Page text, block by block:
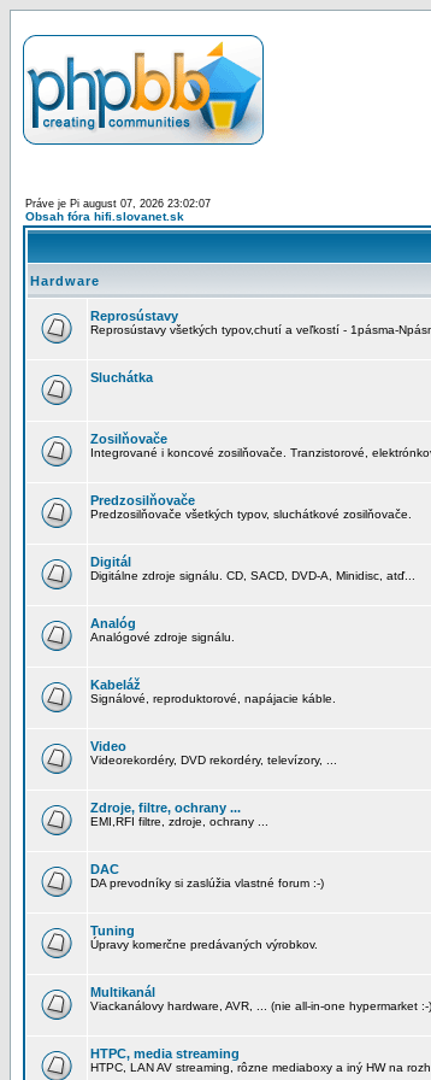
Práve je Pi august 07, 2026 23:02:07
Obsah fóra hifi.slovanet.sk
Hardware
Reprosústavy
Reprosústavy všetkých typov,chutí a veľkostí - 1pásma-
Sluchátka
Zosilňovače
Integrované i koncové zosilňovače. Tranzistorové,
Predzosilňovače
Predzosilňovače všetkých typov, sluchátkové zosilňovače.
Digitál
Digitálne zdroje signálu. CD, SACD, DVD-A, Minidisc, atď...
Analóg
Analógové zdroje signálu.
Kabeláž
Signálové, reproduktorové, napájacie káble.
Video
Videorekordéry, DVD rekordéry, televízory, ...
Zdroje, filtre, ochrany ...
EMI,RFI filtre, zdroje, ochrany ...
DAC
DA prevodníky si zaslúžia vlastné forum :-)
Tuning
Úpravy komerčne predávaných výrobkov.
Multikanál
Viackanálovy hardware, AVR, ... (nie all-in-one hypermarket :-
HTPC, media streaming
HTPC, LAN AV streaming, rôzne mediaboxy a iný HW na